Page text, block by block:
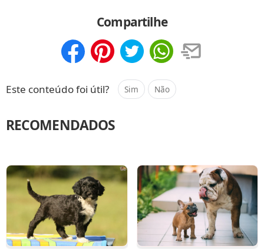
Compartilhe
Este conteúdo foi útil? Sim Não
RECOMENDADOS